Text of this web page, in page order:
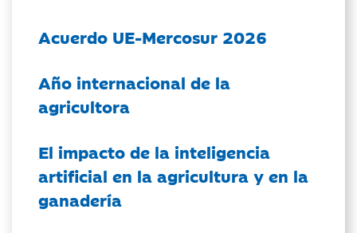
Acuerdo UE-Mercosur 2026
Año internacional de la
agricultora
El impacto de la inteligencia
artificial en la agricultura y en la
ganadería